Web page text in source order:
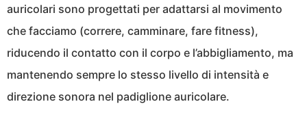
auricolari sono progettati per adattarsi al movimento
che facciamo (correre, camminare, fare fitness),
riducendo il contatto con il corpo e l’abbigliamento, ma
mantenendo sempre lo stesso livello di intensità e
direzione sonora nel padiglione auricolare.